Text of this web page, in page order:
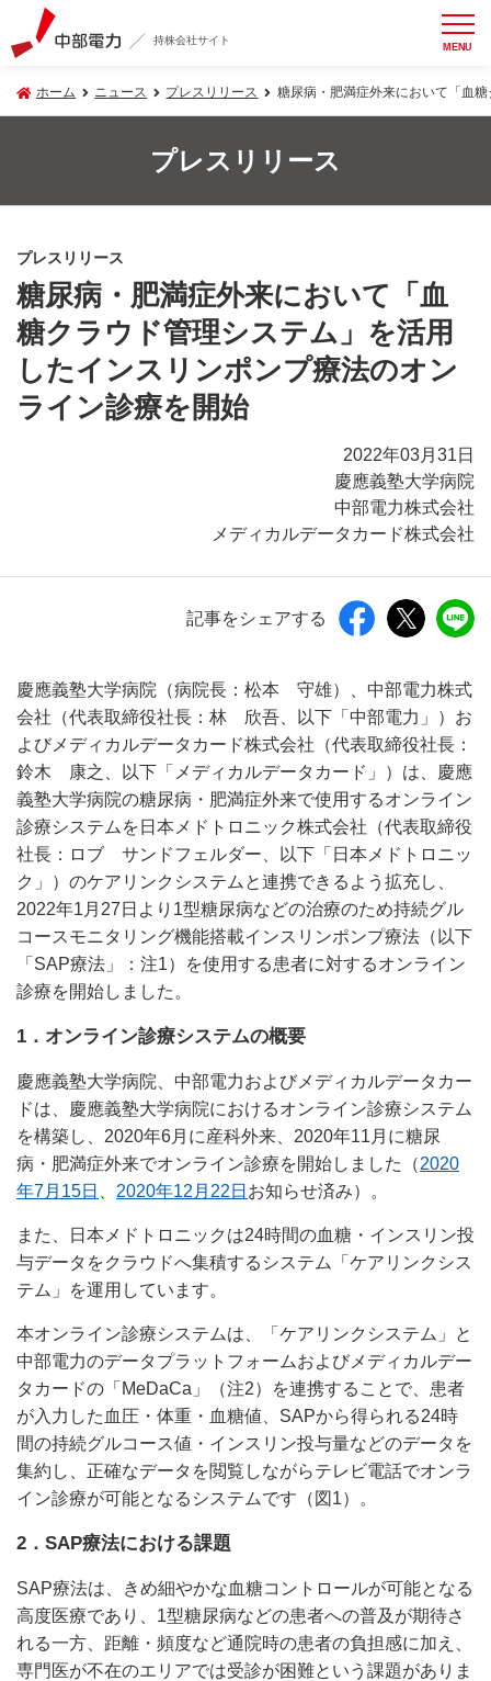
持株会社サイト MENU
ホーム ニュース プレスリリース 糖尿病・肥満症外来において「血
プレスリリース
プレスリリース
糖尿病・肥満症外来において「血
糖クラウド管理システム」を活用
したインスリンポンプ療法のオン
ライン診療を開始
2022年03月31日
慶應義塾大学病院
中部電力株式会社
メディカルデータカード株式会社
記事をシェアする
慶應義塾大学病院（病院長：松本 守雄）、中部電力株式
会社（代表取締役社長：林 欣吾、以下「中部電力」）お
よびメディカルデータカード株式会社（代表取締役社長：
鈴木 康之、以下「メディカルデータカード」）は、慶應
義塾大学病院の糖尿病・肥満症外来で使用するオンライン
診療システムを日本メドトロニック株式会社（代表取締役
社長：ロブ サンドフェルダー、以下「日本メドトロニッ
ク」）のケアリンクシステムと連携できるよう拡充し、
2022年1月27日より1型糖尿病などの治療のため持続グル
コースモニタリング機能搭載インスリンポンプ療法（以下
「SAP療法」：注1）を使用する患者に対するオンライン
診療を開始しました。
1．オンライン診療システムの概要
慶應義塾大学病院、中部電力およびメディカルデータカー
ドは、慶應義塾大学病院におけるオンライン診療システム
を構築し、2020年6月に産科外来、2020年11月に糖尿
病・肥満症外来でオンライン診療を開始しました（2020
年7月15日
2020年12月22日 お知らせ済み）。
また、日本メドトロニックは24時間の血糖・インスリン投
与データをクラウドへ集積するシステム「ケアリンクシス
テム」を運用しています。
本オンライン診療システムは、「ケアリンクシステム」と
中部電力のデータプラットフォームおよびメディカルデー
タカードの「MeDaCa」（注2）を連携することで、患者
が入力した血圧・体重・血糖値、SAPから得られる24時
間の持続グルコース値・インスリン投与量などのデータを
集約し、正確なデータを閲覧しながらテレビ電話でオンラ
イン診療が可能となるシステムです（図1）。
2．SAP療法における課題
SAP療法は、きめ細やかな血糖コントロールが可能となる
高度医療であり、1型糖尿病などの患者への普及が期待さ
れる一方、距離・頻度など通院時の患者の負担感に加え、
専門医が不在のエリアでは受診が困難という課題がありま